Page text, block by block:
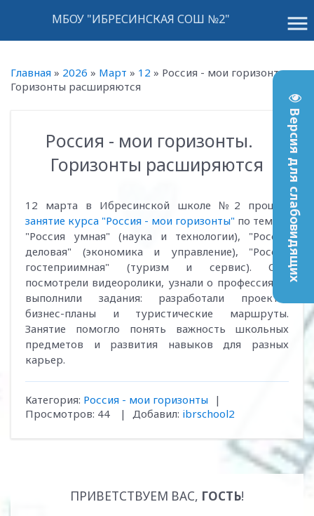
Версия для слабовидящих
menu
МБОУ "ИБРЕСИНСКАЯ СОШ №2"
Главная » 2026 » Март » 12 » Россия - мои горизонты.
Горизонты расширяются
Россия - мои горизонты.
Горизонты расширяются
12 марта в Ибресинской школе №2 прошло
занятие курса "Россия - мои горизонты" по темам:
"Россия умная" (наука и технологии), "Россия
деловая" (экономика и управление), "Россия
гостеприимная" (туризм и сервис). Они
посмотрели видеоролики, узнали о профессиях и
выполнили задания: разработали проекты,
бизнес-планы и туристические маршруты.
Занятие помогло понять важность школьных
предметов и развития навыков для разных
карьер.
Категория: Россия - мои горизонты
|
Просмотров: 44 | Добавил: ibrschool2
ПРИВЕТСТВУЕМ ВАС, ГОСТЬ!